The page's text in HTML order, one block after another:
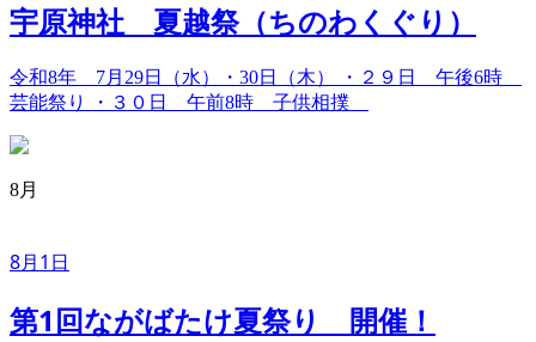
宇原神社 夏越祭（ちのわくぐり）
令和8年 7月29日（水）・30日（木） ・２９日 午後6時
芸能祭り ・３０日 午前8時 子供相撲
8月
8月1日
第1回ながばたけ夏祭り 開催！